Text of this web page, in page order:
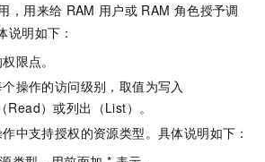
，用来给 RAM 用户或 RAM 角色授予调
说明如下：
限点。
操作的访问级别，取值为写入
Read）或列出（List）。
中支持授权的资源类型。具体说明如下：